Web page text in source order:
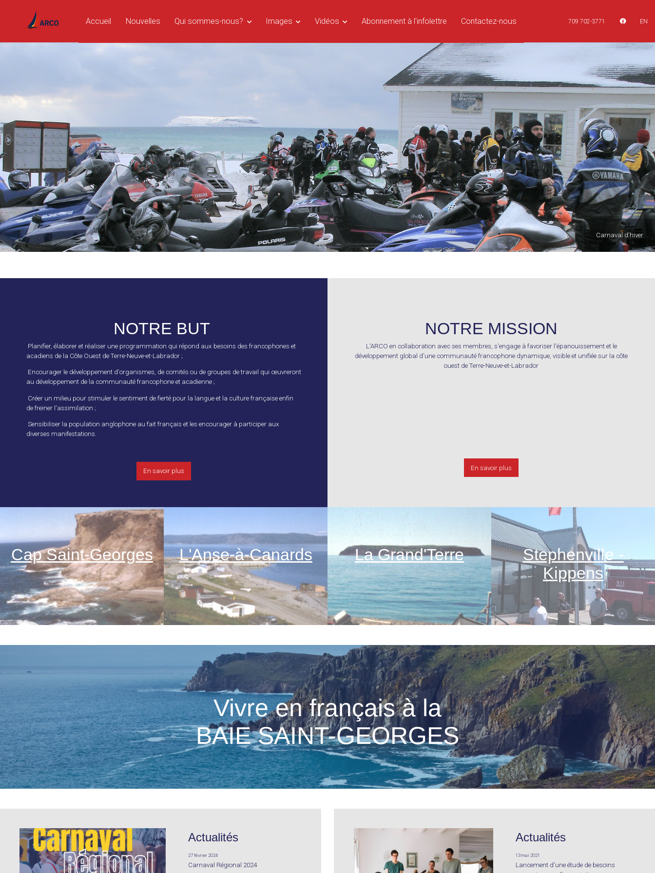
Accueil Nouvelles Qui sommes-nous? Images Vidéos Abonnement à l'infolettre Contactez-nous 709 702-3771 EN
Monument Acadien
Cap carré
Carnaval d'hiver
Cap Cormoran
Marche de la Saint-Jean Baptiste au Grand Lac
Cuisson dans le four à pain
L'épanouissement
NOTRE BUT
Planifier, élaborer et réaliser une programmation qui répond aux besoins des francophones et
acadiens de la Côte Ouest de Terre-Neuve-et-Labrador ;
Encourager le développement d'organismes, de comités ou de groupes de travail qui œuvreront
au développement de la communauté francophone et acadienne ;
Créer un milieu pour stimuler le sentiment de fierté pour la langue et la culture française enfin
de freiner l'assimilation ;
Sensibiliser la population anglophone au fait français et les encourager à participer aux
diverses manifestations.
En savoir plus
NOTRE MISSION
L'ARCO en collaboration avec ses membres, s'engage à favoriser l'épanouissement et le
développement global d'une communauté francophone dynamique, visible et unifiée sur la côte
ouest de Terre-Neuve-et-Labrador
En savoir plus
Cap Saint-Georges L'Anse-à-Canards La Grand'Terre
Stephenville -
Kippens
Vivre en français à la
BAIE SAINT-GEORGES
Actualités
27 février 2024
Carnaval Régional 2024
Actualités
13 mai 2021
Lancement d'une étude de besoins